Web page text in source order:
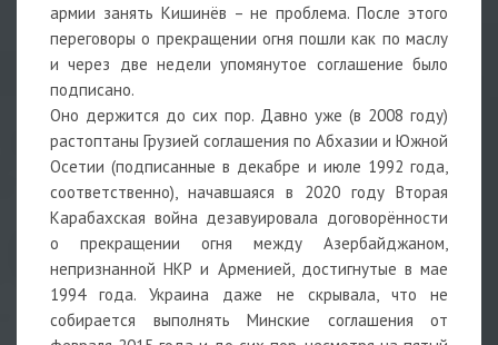
армии занять Кишинёв – не проблема. После этого
переговоры о прекращении огня пошли как по маслу
и через две недели упомянутое соглашение было
подписано.
Оно держится до сих пор. Давно уже (в 2008 году)
растоптаны Грузией соглашения по Абхазии и Южной
Осетии (подписанные в декабре и июле 1992 года,
соответственно), начавшаяся в 2020 году Вторая
Карабахская война дезавуировала договорённости
о прекращении огня между Азербайджаном,
непризнанной НКР и Арменией, достигнутые в мае
1994 года. Украина даже не скрывала, что не
собирается выполнять Минские соглашения от